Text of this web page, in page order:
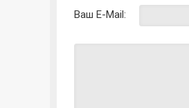
Ваш E-Mail: